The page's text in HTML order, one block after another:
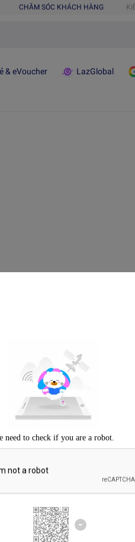
CHĂM SÓC KHÁCH HÀNG
& eVoucher LazGlobal
Always
Tải App
Giấy CNĐKDN:
Cơ quan cấp: Phòng
Địa chỉ đăng ký kinh
Minh, Việt Nam